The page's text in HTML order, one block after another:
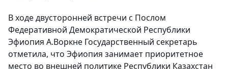
В ходе двусторонней встречи с Послом
Федеративной Демократической Республики
Эфиопия А.Воркне Государственный секретарь
отметила, что Эфиопия занимает приоритетное
место во внешней политике Республики Казахстан